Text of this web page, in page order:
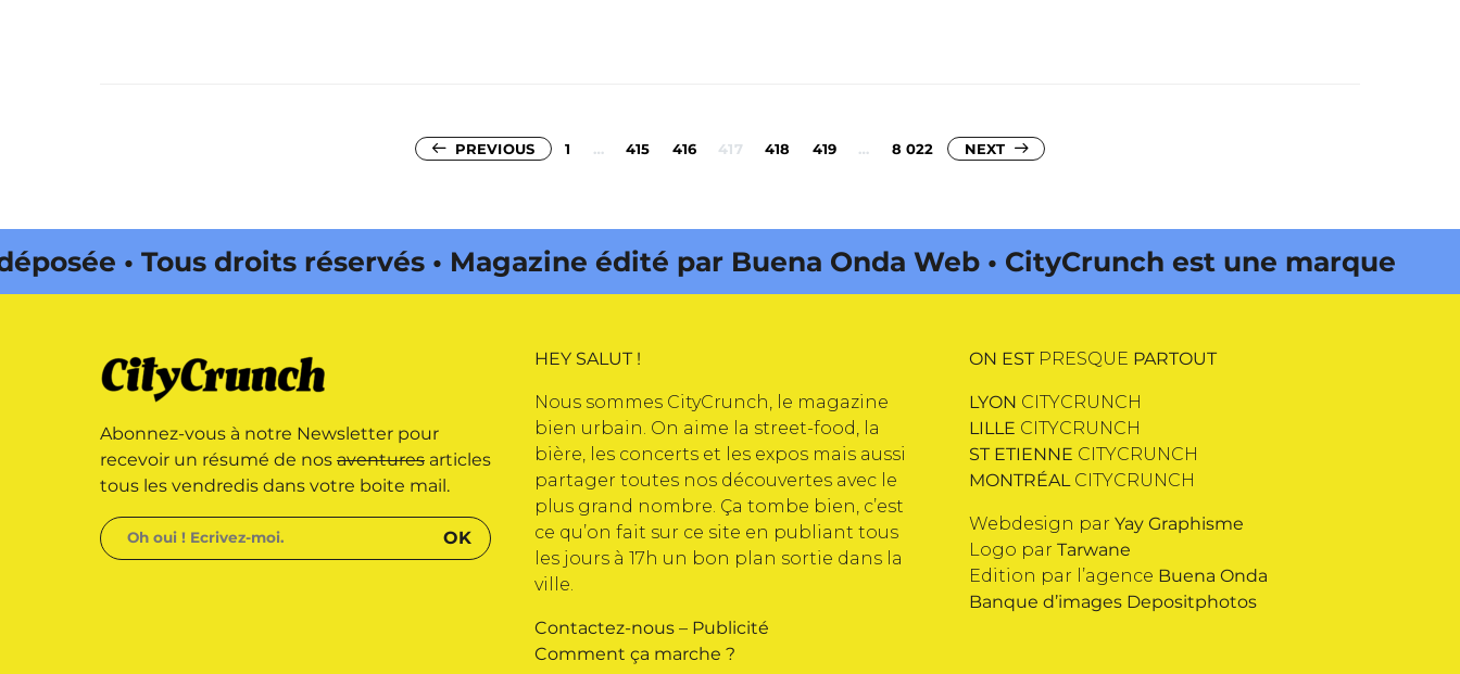
Pagination
PREVIOUS 1 … 415 416 417 418 419 … 8 022 NEXT
• Tous droits réservés • Magazine édité par Buena Onda Web • CityCrunch est une marque
Abonnez-vous à notre Newsletter pour
recevoir un résumé de nos aventures articles
tous les vendredis dans votre boite mail.
HEY SALUT !
Nous sommes CityCrunch, le magazine
bien urbain. On aime la street-food, la
bière, les concerts et les expos mais aussi
partager toutes nos découvertes avec le
plus grand nombre. Ça tombe bien, c’est
ce qu’on fait sur ce site en publiant tous
les jours à 17h un bon plan sortie dans la
ville.
Contactez-nous – Publicité
Comment ça marche ?
ON EST PRESQUE PARTOUT
LYON CITYCRUNCH
LILLE CITYCRUNCH
ST ETIENNE CITYCRUNCH
MONTRÉALCITYCRUNCH
Webdesign par Yay Graphisme
Logo par Tarwane
Edition par l’agence Buena Onda
Banque d’images Depositphotos